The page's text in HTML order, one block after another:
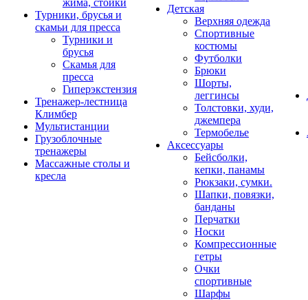
жима, стойки
Турники, брусья и
скамьи для пресса
Турники и
брусья
Скамья для
пресса
Гиперэкстензия
Тренажер-лестница
Климбер
Мультистанции
Грузоблочные
тренажеры
Массажные столы и
кресла
Детская
Верхняя одежда
Спортивные
костюмы
Футболки
Брюки
Шорты,
леггинсы
Толстовки, худи,
джемпера
Термобелье
Аксессуары
Бейсболки,
кепки, панамы
Рюкзаки, сумки.
Шапки, повязки,
банданы
Перчатки
Носки
Компрессионные
гетры
Очки
спортивные
Шарфы